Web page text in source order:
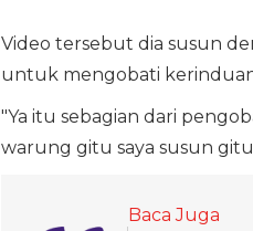
Video tersebut dia susun
untuk mengobati
"Ya itu sebagian dari
warung gitu saya susun
Baca Juga